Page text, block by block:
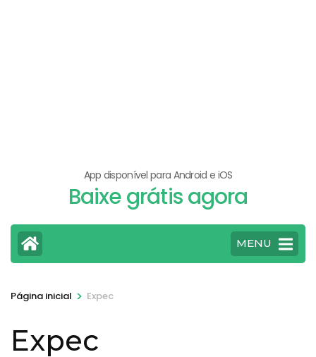
App disponível para Android e iOS
Baixe grátis agora
MENU
Página inicial > Expec
Expec